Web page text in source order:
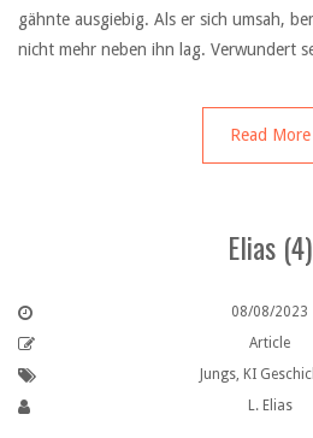
gähnte ausgiebig. Als er sich umsah,
nicht mehr neben ihn lag. Verwundert
Read More
Elias (4)
08/08/2023
Article
Jungs, KI
L. Elias